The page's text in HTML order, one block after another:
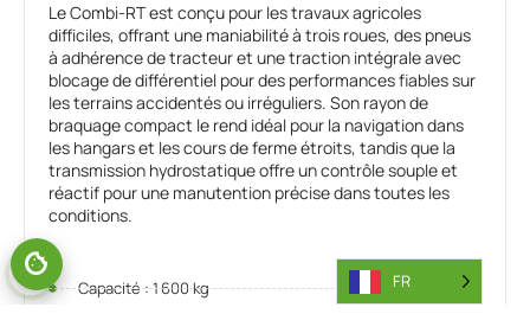
Le Combi-RT est conçu pour les travaux agricoles
difficiles, offrant une maniabilité à trois roues, des pneus
à adhérence de tracteur et une traction intégrale avec
blocage de différentiel pour des performances fiables sur
les terrains accidentés ou irréguliers. Son rayon de
braquage compact le rend idéal pour la navigation dans
les hangars et les cours de ferme étroits, tandis que la
transmission hydrostatique offre un contrôle souple et
réactif pour une manutention précise dans toutes les
conditions.
Capacité : 1 600 kg FR